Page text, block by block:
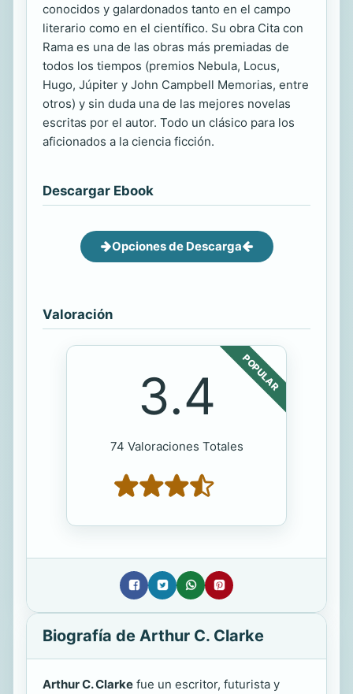
conocidos y galardonados tanto en el campo
literario como en el científico. Su obra Cita con
Rama es una de las obras más premiadas de
todos los tiempos (premios Nebula, Locus,
Hugo, Júpiter y John Campbell Memorias, entre
otros) y sin duda una de las mejores novelas
escritas por el autor. Todo un clásico para los
aficionados a la ciencia ficción.
Descargar Ebook
Opciones de Descarga
Valoración
POPULAR
3.4
74 Valoraciones Totales
Biografía de Arthur C. Clarke
Arthur C. Clarke fue un escritor, futurista y